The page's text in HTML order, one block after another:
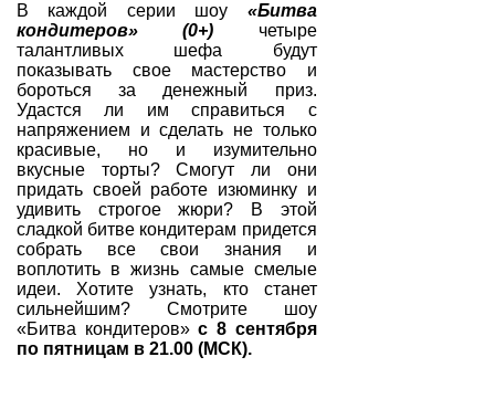
В каждой серии шоу «Битва
кондитеров» (0+) четыре
талантливых шефа будут
показывать свое мастерство и
бороться за денежный приз.
Удастся ли им справиться с
напряжением и сделать не только
красивые, но и изумительно
вкусные торты? Смогут ли они
придать своей работе изюминку и
удивить строгое жюри? В этой
сладкой битве кондитерам придется
собрать все свои знания и
воплотить в жизнь самые смелые
идеи. Хотите узнать, кто станет
сильнейшим? Смотрите шоу
«Битва кондитеров»с 8 сентября
по пятницам в 21.00 (МСК).